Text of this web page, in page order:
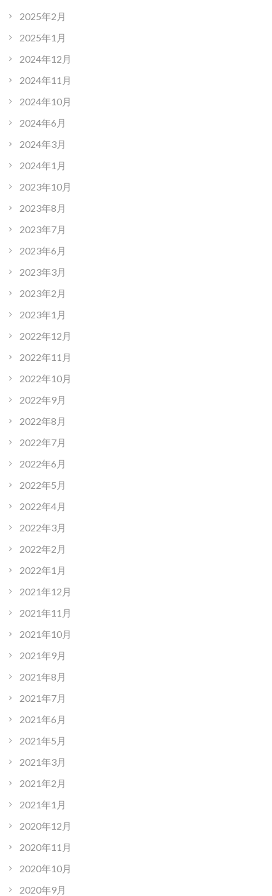
2025年2月
2025年1月
2024年12月
2024年11月
2024年10月
2024年6月
2024年3月
2024年1月
2023年10月
2023年8月
2023年7月
2023年6月
2023年3月
2023年2月
2023年1月
2022年12月
2022年11月
2022年10月
2022年9月
2022年8月
2022年7月
2022年6月
2022年5月
2022年4月
2022年3月
2022年2月
2022年1月
2021年12月
2021年11月
2021年10月
2021年9月
2021年8月
2021年7月
2021年6月
2021年5月
2021年3月
2021年2月
2021年1月
2020年12月
2020年11月
2020年10月
2020年9月